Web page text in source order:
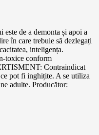
de a demonta și apoi a
în care trebuie să dezlegați
inteligența.
toxice conform
Contraindicat
pot fi inghițite. A se utiliza
adulte. Producător: